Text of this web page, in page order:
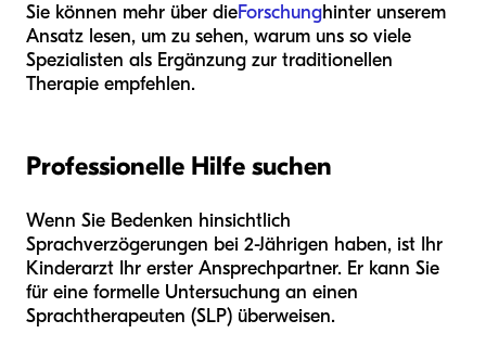
Sie können mehr über dieForschunghinter unserem
Ansatz lesen, um zu sehen, warum uns so viele
Spezialisten als Ergänzung zur traditionellen
Therapie empfehlen.
Professionelle Hilfe suchen
Wenn Sie Bedenken hinsichtlich
Sprachverzögerungen bei 2-Jährigen haben, ist Ihr
Kinderarzt Ihr erster Ansprechpartner. Er kann Sie
für eine formelle Untersuchung an einen
Sprachtherapeuten (SLP) überweisen.